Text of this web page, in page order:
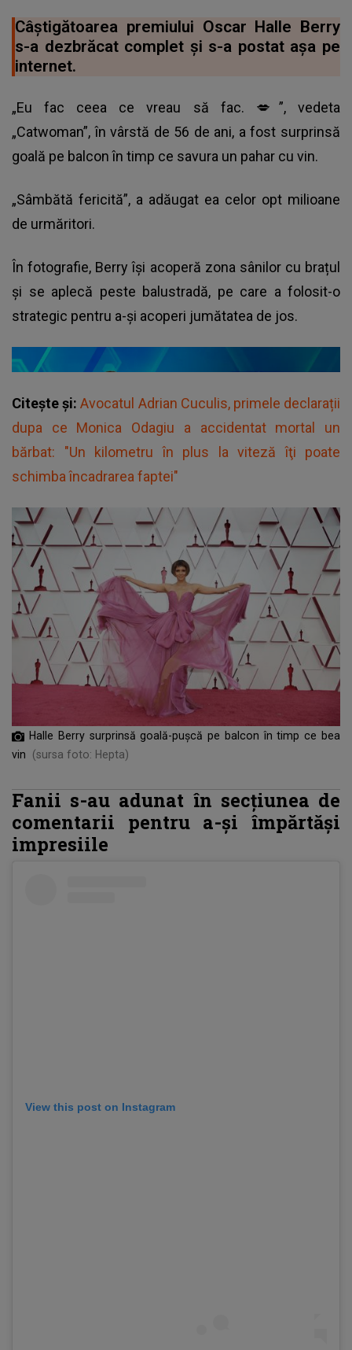
Câștigătoarea premiului Oscar Halle Berry
s-a dezbrăcat complet și s-a postat așa pe
internet.
„Eu fac ceea ce vreau să fac. 💋”, vedeta
„Catwoman”, în vârstă de 56 de ani, a fost surprinsă
goală pe balcon în timp ce savura un pahar cu vin.
„Sâmbătă fericită”, a adăugat ea celor opt milioane
de urmăritori.
În fotografie, Berry își acoperă zona sânilor cu brațul
și se aplecă peste balustradă, pe care a folosit-o
strategic pentru a-și acoperi jumătatea de jos.
Citește și:Avocatul Adrian Cuculis, primele declarații
dupa ce Monica Odagiu a accidentat mortal un
bărbat: "Un kilometru în plus la viteză îţi poate
schimba încadrarea faptei"
Halle Berry surprinsă goală-pușcă pe balcon în timp ce bea
vin
(sursa foto: Hepta)
Fanii s-au adunat în secțiunea de
comentarii pentru a-și împărtăși
impresiile
View this post on Instagram